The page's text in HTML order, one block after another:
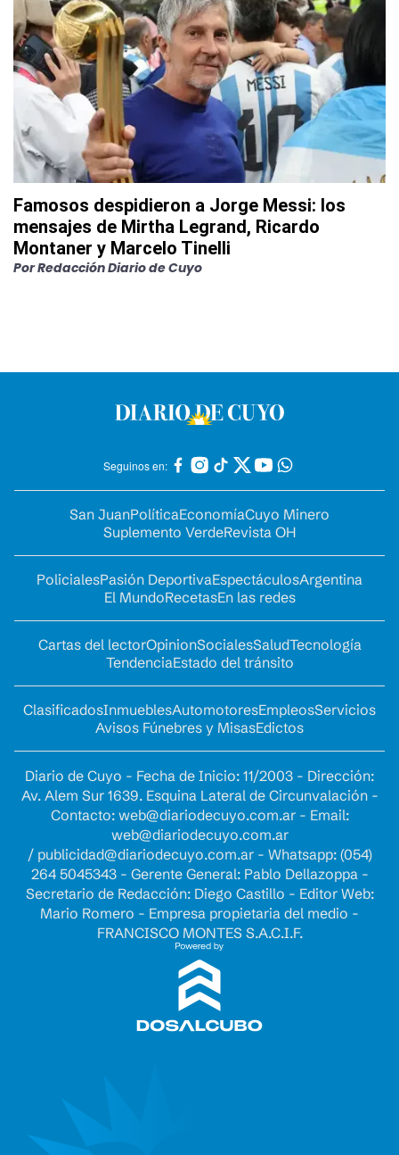
Famosos despidieron a Jorge Messi: los
mensajes de Mirtha Legrand, Ricardo
Montaner y Marcelo Tinelli
PorRedacción Diario de Cuyo
Seguinos en:
San JuanPolíticaEconomíaCuyo Minero
Suplemento VerdeRevista OH
PolicialesPasión DeportivaEspectáculosArgentina
El MundoRecetasEn las redes
Cartas del lectorOpinionSocialesSaludTecnología
TendenciaEstado del tránsito
ClasificadosInmueblesAutomotoresEmpleosServicios
Avisos Fúnebres y MisasEdictos
Diario de Cuyo - Fecha de Inicio: 11/2003 - Dirección:
Av. Alem Sur 1639. Esquina Lateral de Circunvalación -
Contacto: web@diariodecuyo.com.ar- Email:
web@diariodecuyo.com.ar
/ publicidad@diariodecuyo.com.ar- Whatsapp: (054)
264 5045343 - Gerente General: Pablo Dellazoppa -
Secretario de Redacción: Diego Castillo - Editor Web:
Mario Romero - Empresa propietaria del medio -
FRANCISCO MONTES S.A.C.I.F.